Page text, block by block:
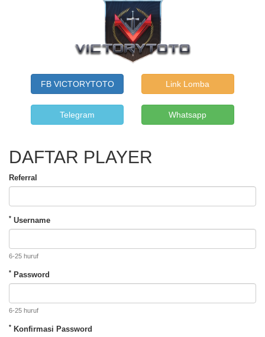
FB VICTORYTOTO Link Lomba
Telegram Whatsapp
DAFTAR PLAYER
Referral
* Username
6-25 huruf
* Password
6-25 huruf
* Konfirmasi Password